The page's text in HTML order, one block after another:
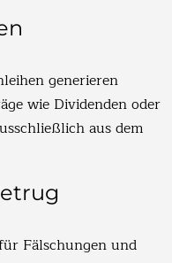
generieren
wie Dividenden oder
aus dem
Fälschungen und